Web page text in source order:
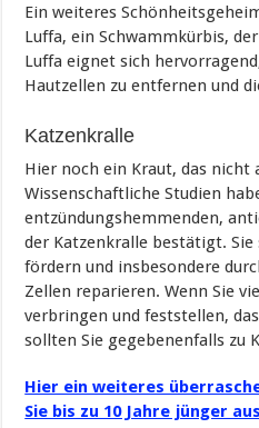
Ein weiteres
Luffa, ein Schwammkürbis,
Luffa eignet sich
Hautzellen zu entfernen und
Katzenkralle
Hier noch ein Kraut, das nicht
Wissenschaftliche Studien
entzündungshemmenden,
der Katzenkralle bestätigt.
fördern und insbesondere
Zellen reparieren. Wenn Sie
verbringen und feststellen,
sollten Sie gegebenenfalls zu
Hier ein weiteres
Sie bis zu 10 Jahre jünger